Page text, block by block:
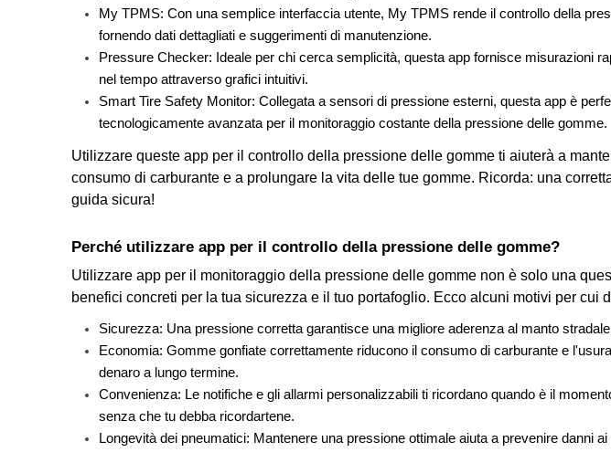
My TPMS: Con una semplice interfaccia utente, My TPMS rende il controllo della
fornendo dati dettagliati e suggerimenti di manutenzione.
Pressure Checker: Ideale per chi cerca semplicità, questa app fornisce misurazioni
nel tempo attraverso grafici intuitivi.
Smart Tire Safety Monitor: Collegata a sensori di pressione esterni, questa app è
tecnologicamente avanzata per il monitoraggio costante della pressione delle gomme.
Utilizzare queste app per il controllo della pressione delle gomme ti aiuterà a
consumo di carburante e a prolungare la vita delle tue gomme. Ricorda: una
guida sicura!
Perché utilizzare app per il controllo della pressione delle gomme?
Utilizzare app per il monitoraggio della pressione delle gomme non è solo una
benefici concreti per la tua sicurezza e il tuo portafoglio. Ecco alcuni motivi per cui
Sicurezza: Una pressione corretta garantisce una migliore aderenza al manto
Economia: Gomme gonfiate correttamente riducono il consumo di carburante e
denaro a lungo termine.
Convenienza: Le notifiche e gli allarmi personalizzabili ti ricordano quando è il
senza che tu debba ricordartene.
Longevità dei pneumatici: Mantenere una pressione ottimale aiuta a prevenire danni